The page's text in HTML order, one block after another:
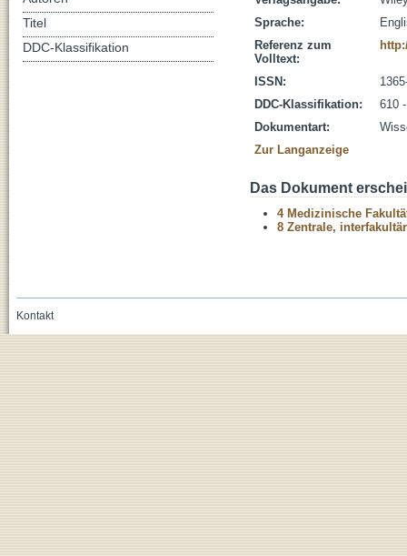
Sprache:
Referenz zum
Volltext:
ISSN:
DDC-Klassifikation:
610
Dokumentart:
Zur Langanzeige
Das Dokument
4 Medizinische
8 Zentrale,
Titel
DDC-Klassifikation
Kontakt